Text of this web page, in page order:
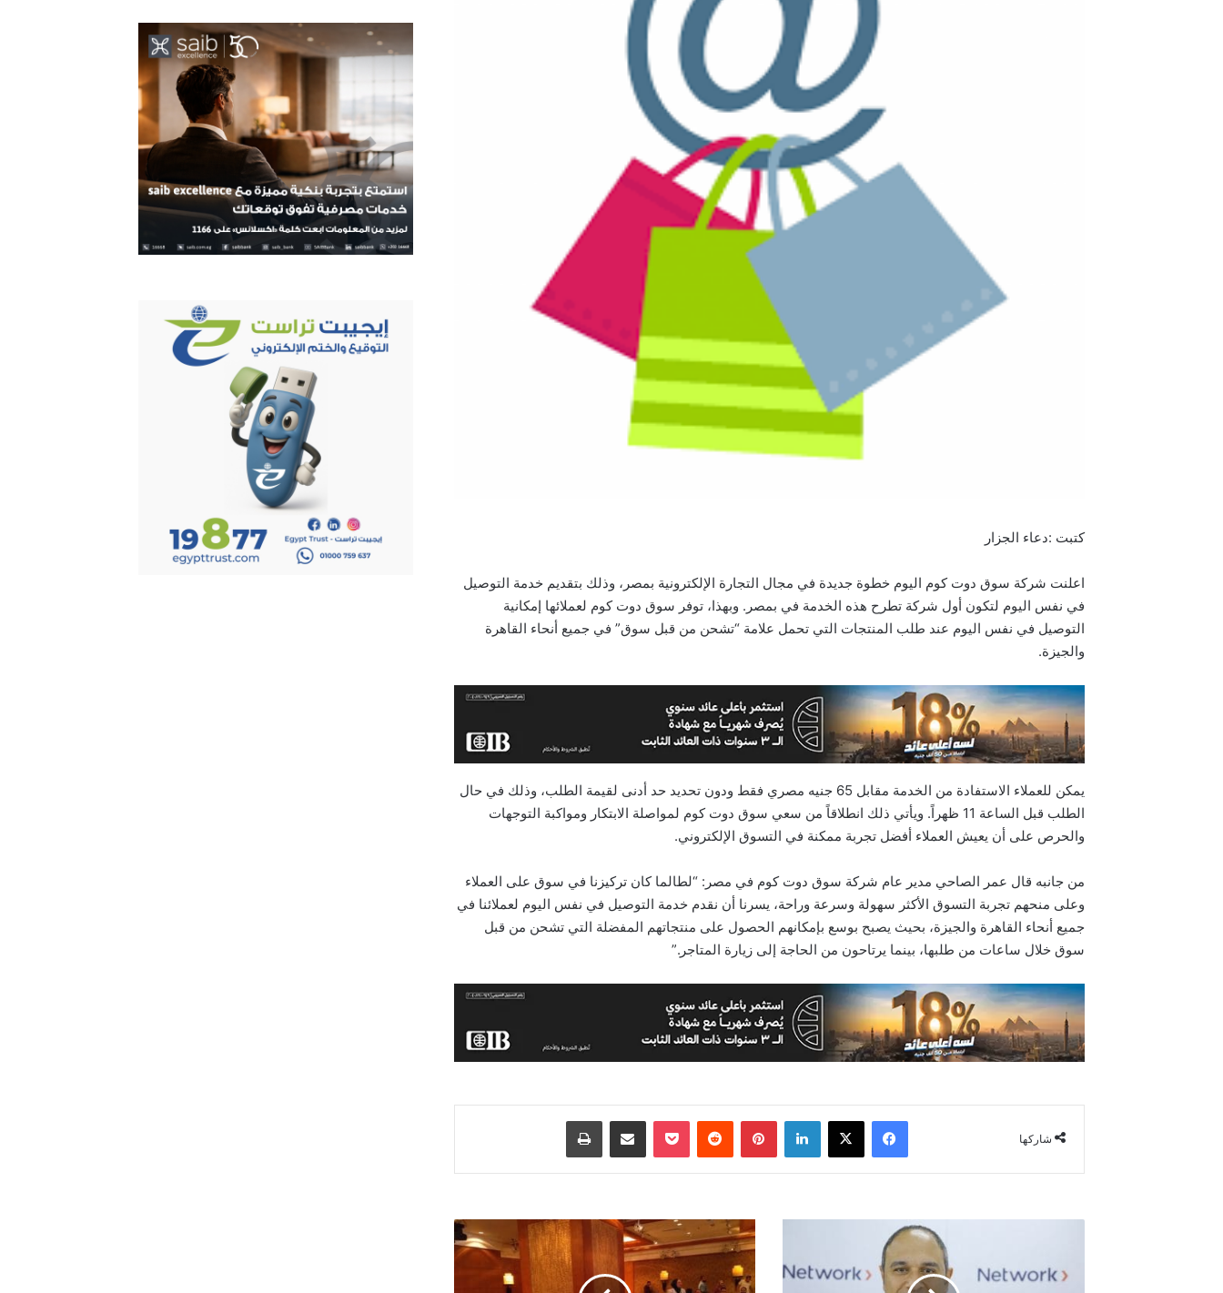
كتبت :دعاء الجزار
اعلنت شركة سوق دوت كوم اليوم خطوة جديدة في مجال التجارة الإلكترونية بمصر، وذلك بتقديم خدمة التوصيل
في نفس اليوم لتكون أول شركة تطرح هذه الخدمة في بمصر. وبهذا، توفر سوق دوت كوم لعملائها إمكانية
التوصيل في نفس اليوم عند طلب المنتجات التي تحمل علامة “تشحن من قبل سوق” في جميع أنحاء القاهرة
والجيزة.
يمكن للعملاء الاستفادة من الخدمة مقابل 65 جنيه مصري فقط ودون تحديد حد أدنى لقيمة الطلب، وذلك في حال
الطلب قبل الساعة 11 ظهراً. ويأتي ذلك انطلاقاً من سعي سوق دوت كوم لمواصلة الابتكار ومواكبة التوجهات
والحرص على أن يعيش العملاء أفضل تجربة ممكنة في التسوق الإلكتروني.
من جانبه قال عمر الصاحي مدير عام شركة سوق دوت كوم في مصر: “لطالما كان تركيزنا في سوق على العملاء
وعلى منحهم تجربة التسوق الأكثر سهولة وسرعة وراحة، يسرنا أن نقدم خدمة التوصيل في نفس اليوم لعملائنا في
جميع أنحاء القاهرة والجيزة، بحيث يصبح بوسع بإمكانهم الحصول على منتجاتهم المفضلة التي تشحن من قبل
سوق خلال ساعات من طلبها، بينما يرتاحون من الحاجة إلى زيارة المتاجر.”
شاركها
فيسبوك ‫X لينكدإن بينتيريست
‏Reddit
‫Pocket مشاركة عبر البريد طباعة
500ألف
اي
فاينانس:التدشين
الفعلي
للمنصة